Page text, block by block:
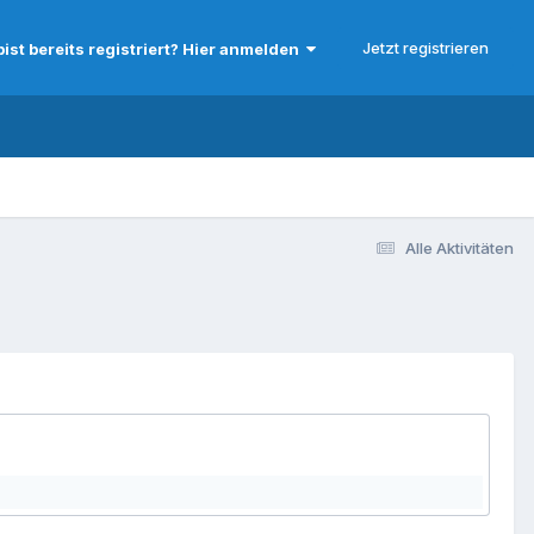
bereits registriert? Hier anmelden Jetzt registrieren
Alle Aktivitäten